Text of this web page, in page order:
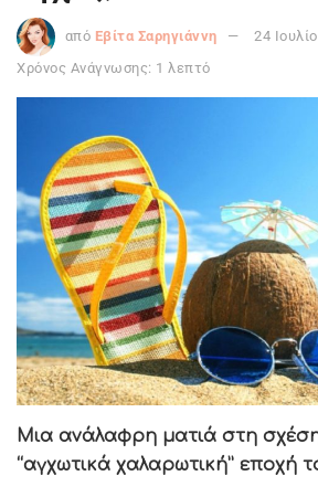
από Εβίτα Σαρηγιάννη
24
Χρόνος Ανάγνωσης: 1 λεπτό
Μια ανάλαφρη ματιά στη
“αγχωτικά χαλαρωτική” εποχή